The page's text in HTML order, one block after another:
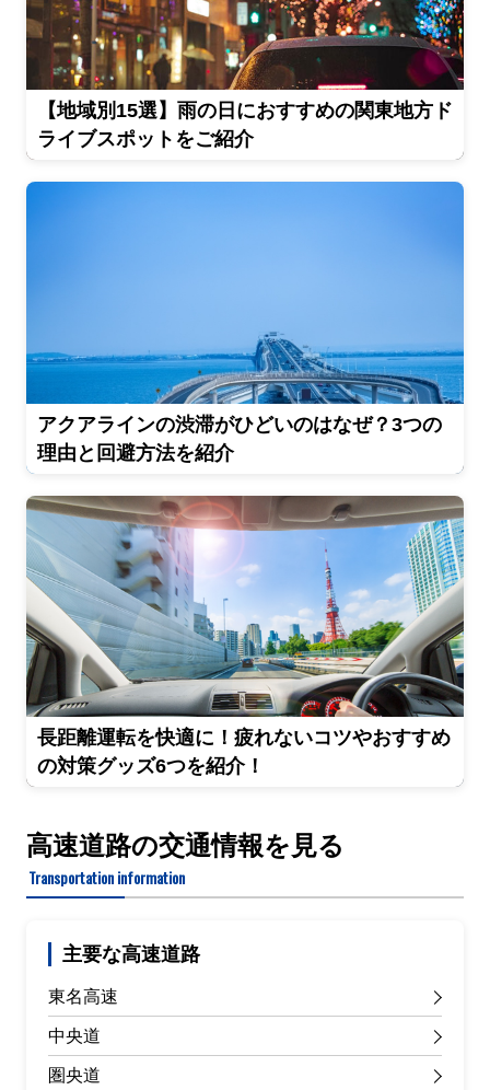
【地域別15選】雨の日におすすめの関東地方ド
ライブスポットをご紹介
アクアラインの渋滞がひどいのはなぜ？3つの
理由と回避方法を紹介
長距離運転を快適に！疲れないコツやおすすめ
の対策グッズ6つを紹介！
高速道路の交通情報を見る
Transportation information
主要な高速道路
東名高速
中央道
圏央道